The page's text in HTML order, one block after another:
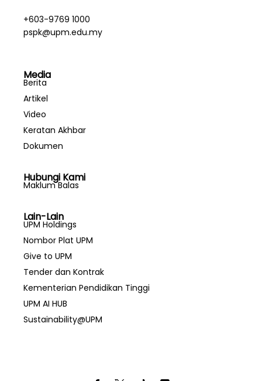
+603-9769 1000
pspk@upm.edu.my
Media
Berita
Artikel
Video
Keratan Akhbar
Dokumen
Hubungi Kami
Maklum Balas
Lain-Lain
UPM Holdings
Nombor Plat UPM
Give to UPM
Tender dan Kontrak
Kementerian Pendidikan Tinggi
UPM AI HUB
Sustainability@UPM